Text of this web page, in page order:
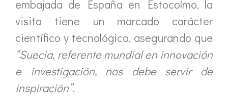
embajada de España en Estocolmo, la
visita tiene un marcado carácter
científico y tecnológico, asegurando que
“Suecia, referente mundial en innovación
e investigación, nos debe servir de
inspiración”.